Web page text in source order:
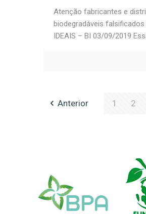
Atenção fabricantes e
biodegradáveis
IDEAIS – BI 03/09/2019
Anterior 1 2